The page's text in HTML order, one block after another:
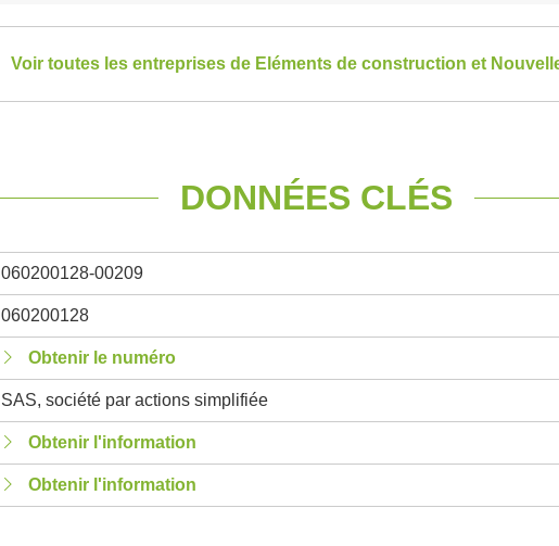
Voir toutes les entreprises de Eléments de construction et
DONNÉES CLÉS
060200128-00209
060200128
Obtenir le numéro
SAS, société par actions simplifiée
Obtenir l'information
Obtenir l'information